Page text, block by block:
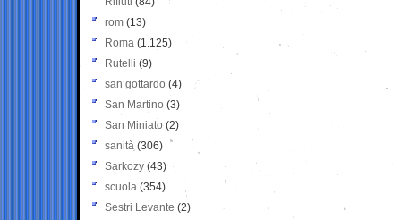
rom (13)
Roma (1.125)
Rutelli (9)
san gottardo (4)
San Martino (3)
San Miniato (2)
sanità (306)
Sarkozy (43)
scuola (354)
Sestri Levante (2)